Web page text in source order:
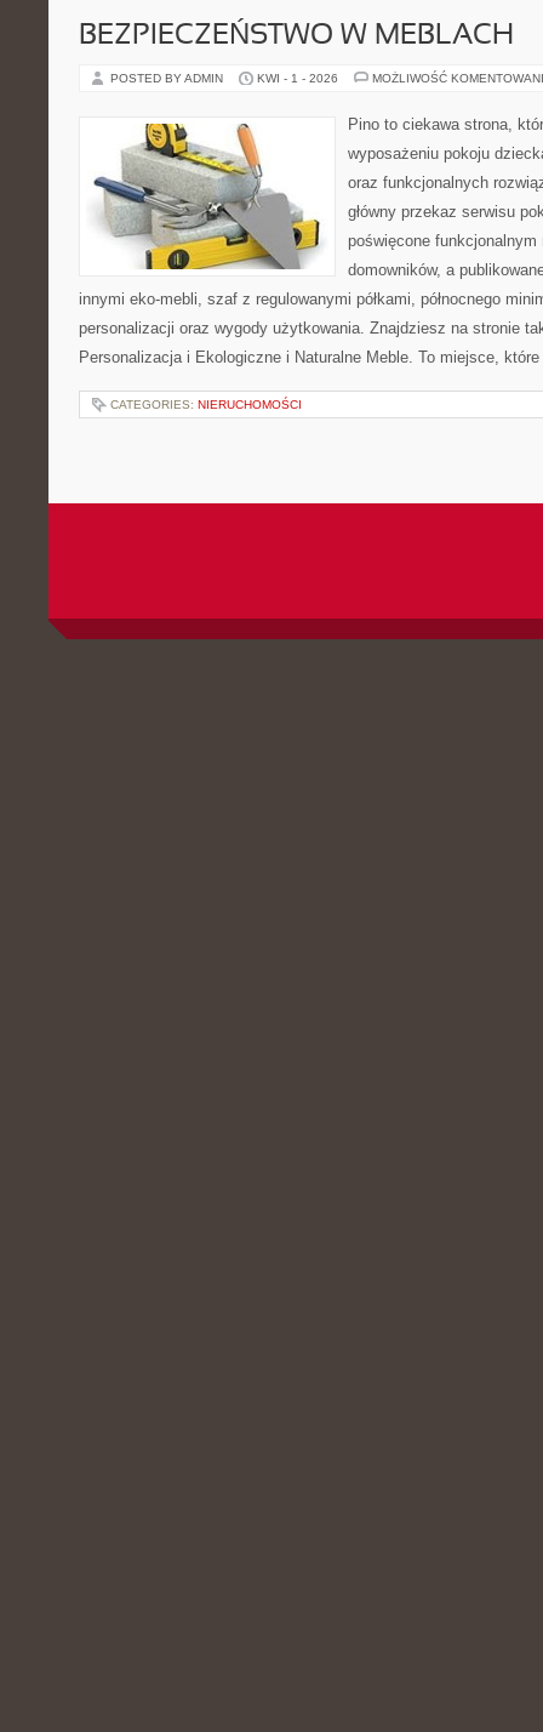
BEZPIECZEŃSTWO W MEBLACH
POSTED BY ADMIN KWI - 1 - 2026 MOŻLIWOŚĆ
Pino to ciekawa strona,
wyposażeniu pokoju
oraz funkcjonalnych
główny przekaz serwisu
poświęcone
domowników, a
innymi eko-mebli, szaf z regulowanymi półkami, północnego
personalizacji oraz wygody użytkowania. Znajdziesz na stronie
Personalizacja i Ekologiczne i Naturalne Meble. To miejsce,
CATEGORIES: NIERUCHOMOŚCI